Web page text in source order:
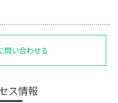
問い合わせる
ス情報